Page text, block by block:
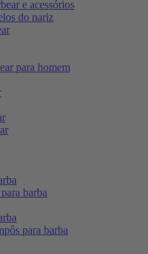
e acessórios
do nariz
para homem
barba
para barba